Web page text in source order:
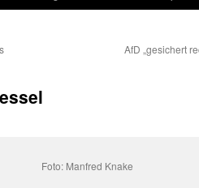
AfD „gesichert
Foto: Manfred Knake